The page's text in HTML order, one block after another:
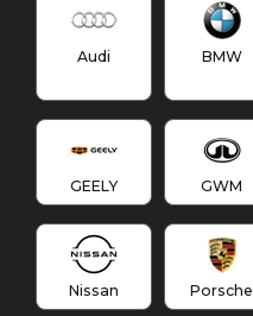
Audi BMW
GEELY GWM
Nissan Porsche